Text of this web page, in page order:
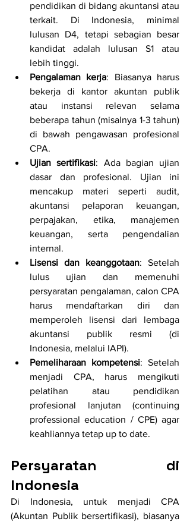
pendidikan di bidang akuntansi atau
terkait. Di Indonesia, minimal
lulusan D4, tetapi sebagian besar
kandidat adalah lulusan S1 atau
lebih tinggi.
Pengalaman kerja: Biasanya harus
bekerja di kantor akuntan publik
atau instansi relevan selama
beberapa tahun (misalnya 1-3 tahun)
di bawah pengawasan profesional
CPA.
Ujian sertifikasi: Ada bagian ujian
dasar dan profesional. Ujian ini
mencakup materi seperti audit,
akuntansi pelaporan keuangan,
perpajakan, etika, manajemen
keuangan, serta pengendalian
internal.
Lisensi dan keanggotaan: Setelah
lulus ujian dan memenuhi
persyaratan pengalaman, calon CPA
harus mendaftarkan diri dan
memperoleh lisensi dari lembaga
akuntansi publik resmi (di
Indonesia, melalui IAPI).
Pemeliharaan kompetensi: Setelah
menjadi CPA, harus mengikuti
pelatihan atau pendidikan
profesional lanjutan (continuing
professional education / CPE) agar
keahliannya tetap up to date.
Persyaratan di
Indonesia
Di Indonesia, untuk menjadi CPA
(Akuntan Publik bersertifikasi), biasanya